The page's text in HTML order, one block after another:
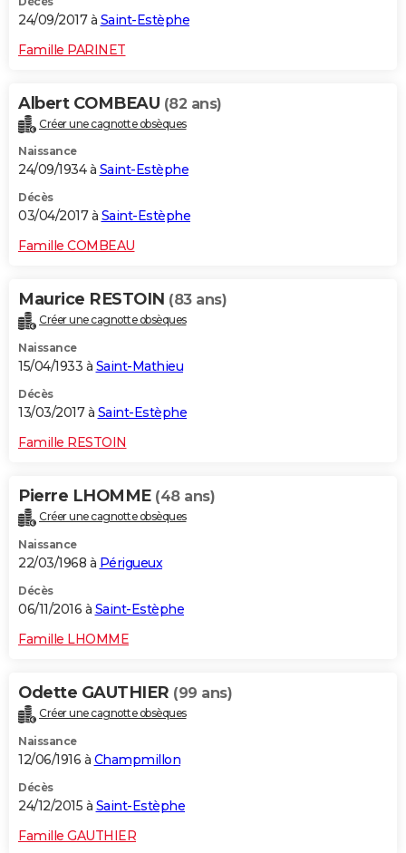
24/09/2017 à Saint-Estèphe
Famille PARINET
Albert COMBEAU (82 ans)
Créer une cagnotte obsèques
Naissance
24/09/1934 à Saint-Estèphe
Décès
03/04/2017 à Saint-Estèphe
Famille COMBEAU
Maurice RESTOIN (83 ans)
Créer une cagnotte obsèques
Naissance
15/04/1933 à Saint-Mathieu
Décès
13/03/2017 à Saint-Estèphe
Famille RESTOIN
Pierre LHOMME (48 ans)
Créer une cagnotte obsèques
Naissance
22/03/1968 à Périgueux
Décès
06/11/2016 à Saint-Estèphe
Famille LHOMME
Odette GAUTHIER (99 ans)
Créer une cagnotte obsèques
Naissance
12/06/1916 à Champmillon
Décès
24/12/2015 à Saint-Estèphe
Famille GAUTHIER